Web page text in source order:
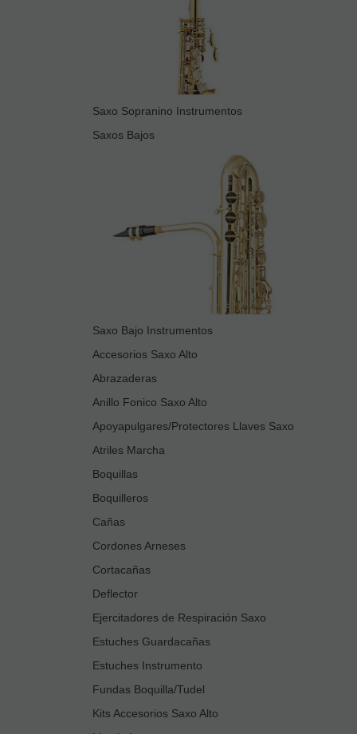
Saxo Sopranino Instrumentos
Saxos Bajos
Saxo Bajo Instrumentos
Accesorios Saxo Alto
Abrazaderas
Anillo Fonico Saxo Alto
Apoyapulgares/Protectores Llaves Saxo
Atriles Marcha
Boquillas
Boquilleros
Cañas
Cordones Arneses
Cortacañas
Deflector
Ejercitadores de Respiración Saxo
Estuches Guardacañas
Estuches Instrumento
Fundas Boquilla/Tudel
Kits Accesorios Saxo Alto